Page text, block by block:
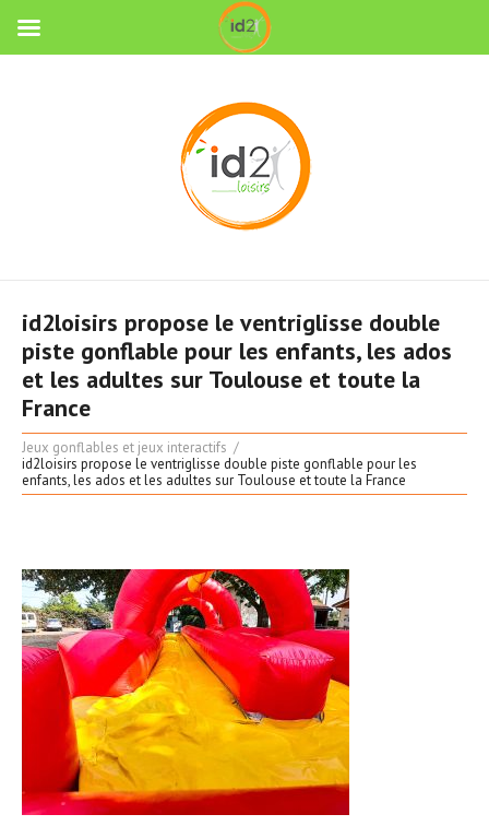
id2loisirs propose le ventriglisse double
piste gonflable pour les enfants, les ados
et les adultes sur Toulouse et toute la
France
Jeux gonflables et jeux interactifs
id2loisirs propose le ventriglisse double piste gonflable pour les
enfants, les ados et les adultes sur Toulouse et toute la France